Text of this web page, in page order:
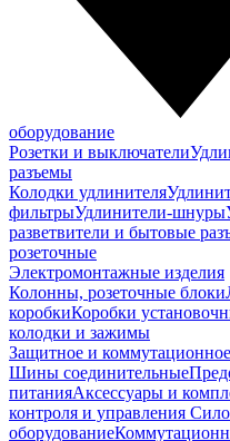
оборудование
Розетки и выключатели
разъемы
Колодки удлинителя
фильтрыУдлинители-шнуры
разветвители и бытовые
розеточные
Электромонтажные изделия
Колонны, розеточные блоки
коробкиКоробки
колодки и зажимы
Защитное и
Шины соединительные
питанияАксессуары и
контроля и управления
оборудование